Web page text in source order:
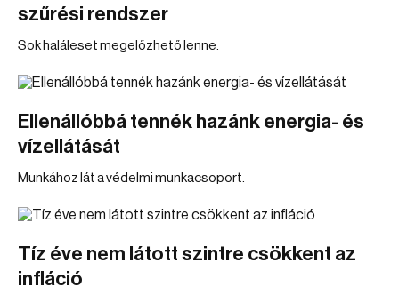
szűrési rendszer
Sok haláleset megelőzhető lenne.
Ellenállóbbá tennék hazánk energia- és
vízellátását
Munkához lát a védelmi munkacsoport.
Tíz éve nem látott szintre csökkent az
infláció